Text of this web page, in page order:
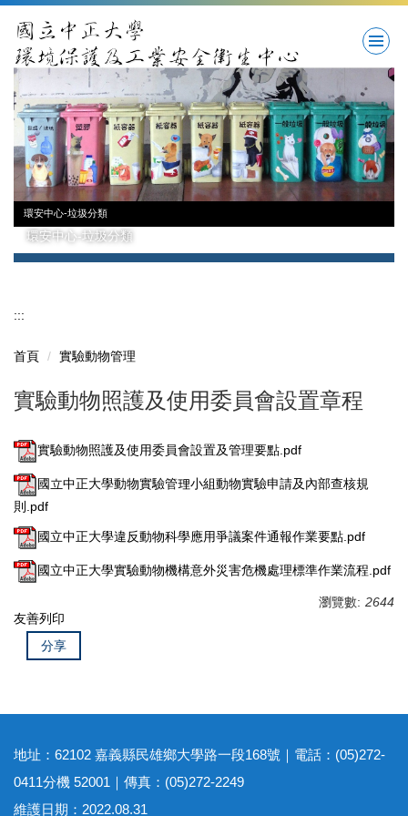
到
主
要
內
容
環安中心-垃圾分類
環安中心-垃圾分類
:::
首頁 實驗動物管理
實驗動物照護及使用委員會設置章程
實驗動物照護及使用委員會設置及管理要點.pdf
國立中正大學動物實驗管理小組動物實驗申請及內部查核規
則.pdf
國立中正大學違反動物科學應用爭議案件通報作業要點.pdf
國立中正大學實驗動物機構意外災害危機處理標準作業流程.pdf
瀏覽數: 2644
友善列印
分享
地址：62102 嘉義縣民雄鄉大學路一段168號｜電話：(05)272-
0411分機 52001｜傳真：(05)272-2249
維護日期：2022.08.31